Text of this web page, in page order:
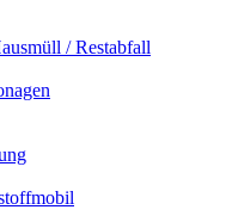
/ Restabfall